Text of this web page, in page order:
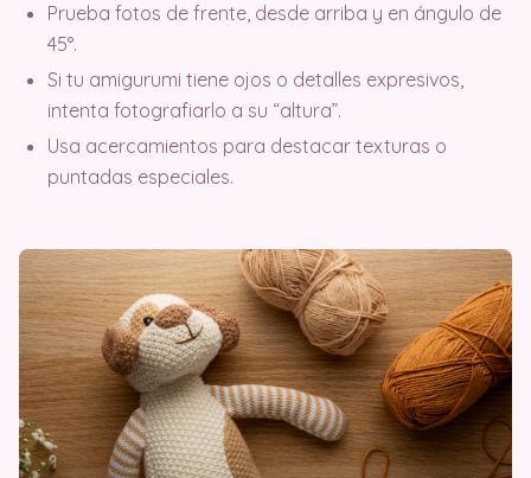
Prueba fotos de frente, desde arriba y en ángulo de
45°.
Si tu amigurumi tiene ojos o detalles expresivos,
intenta fotografiarlo a su “altura”.
Usa acercamientos para destacar texturas o
puntadas especiales.